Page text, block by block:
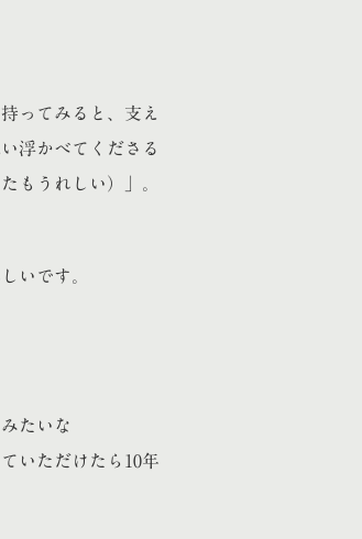
ってみると、支え
浮かべてくださる
もうれしい）」。
いです。
たいな
いただけたら10年